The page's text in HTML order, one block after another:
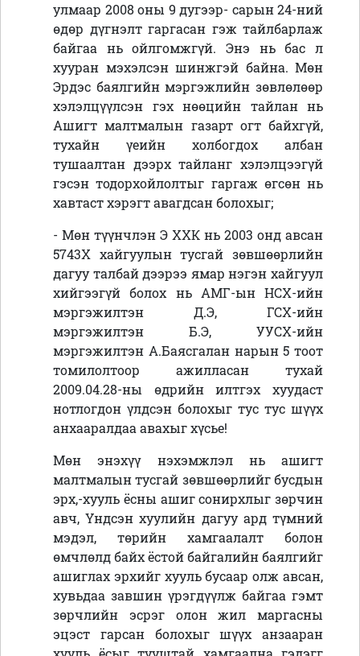
улмаар 2008 оны 9 дугээр- сарын 24-ний
өдөр дүгнэлт гаргасан гэж тайлбарлаж
байгаа нь ойлгомжгүй. Энэ нь бас л
хууран мэхэлсэн шинжгэй байна. Мөн
Эрдэс баялгийн мэргэжлийн зөвлөлөөр
хэлэлцүүлсэн гэх нөөцийн тайлан нь
Ашигт малтмалын газарт огт байхгүй,
тухайн үеийн холбогдох албан
тушаалтан дээрх тайланг хэлэлцээгүй
гэсэн тодорхойлолтыг гаргаж өгсөн нь
хавтаст хэрэгт авагдсан болохыг;
- Мөн түүнчлэн Э ХХК нь 2003 онд авсан
5743Х хайгуулын тусгай зөвшөөрлийн
дагуу талбай дээрээ ямар нэгэн хайгуул
хийгээгүй болох нь АМГ-ын НСХ-ийн
мэргэжилтэн Д.Э, ГСХ-ийн
мэргэжилтэн Б.Э, УУСХ-ийн
мэргэжилтэн А.Баясгалан нарын 5 тоот
томилолтоор ажилласан тухай
2009.04.28-ны өдрийн илтгэх хуудаст
нотлогдон үлдсэн болохыг тус тус шүүх
анхааралдаа авахыг хүсье!
Мөн энэхүү нэхэмжлэл нь ашигт
малтмалын тусгай зөвшөөрлийг бусдын
эрх,-хууль ёсны ашиг сонирхлыг зөрчин
авч, Үндсэн хуулийн дагуу ард түмний
мэдэл, төрийн хамгаалалт болон
өмчлөлд байх ёстой байгалийн баялгийг
ашиглах эрхийг хууль бусаар олж авсан,
хувьдаа завшин үрэгдүүлж байгаа гэмт
зөрчлийн эсрэг олон жил маргасны
эцэст гарсан болохыг шүүх анзааран